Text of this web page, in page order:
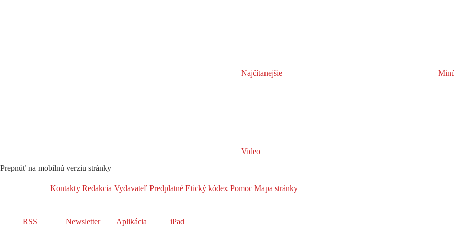
Najčítanejšie
Video
Prepnúť na mobilnú verziu stránky
Kontakty Redakcia Vydavateľ Predplatné Etický kódex Pomoc Mapa stránky
RSS Newsletter Aplikácia iPad